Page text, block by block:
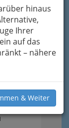
hinaus
Ihrer
auf das
– nähere
& Weiter